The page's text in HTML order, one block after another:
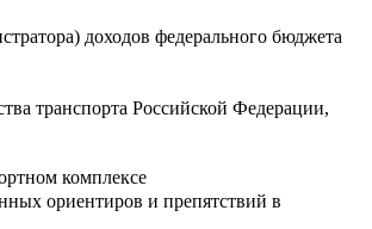
доходов федерального бюджета
транспорта Российской Федерации,
комплексе
ориентиров и препятствий в